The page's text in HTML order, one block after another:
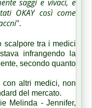
saggi e vivaci, e
OKAY così come
".
scalpore tra i medici
infrangendo la
secondo quanto
con altri medici, non
del mercato.
Melinda - Jennifer,